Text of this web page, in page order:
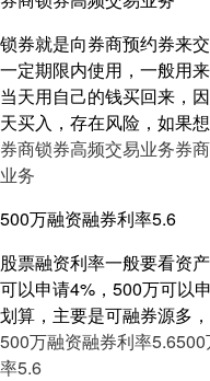
锁券就是向券商预约券来
一定期限内使用，一般用
当天用自己的钱买回来，
天买入，存在风险，如果
券商锁券高频交易业务券
业务
500万融资融券利率5.6
股票融资利率一般要看资
可以申请4%，500万可以
划算，主要是可融券源多
500万融资融券利率5.6500
率5.6